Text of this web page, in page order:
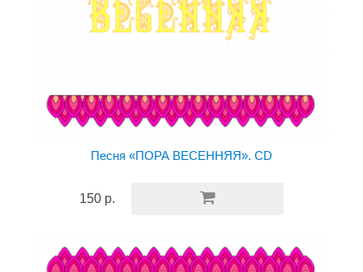
Песня «ПОРА ВЕСЕННЯЯ». CD
150 р.